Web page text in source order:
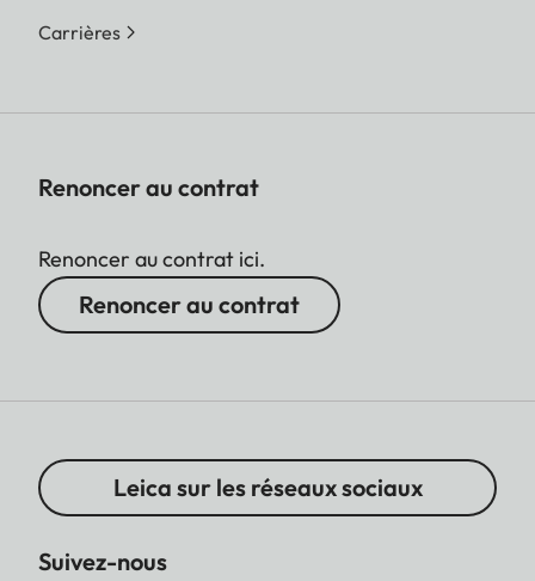
Carrières
Renoncer au contrat
Renoncer au contrat ici.
Renoncer au contrat
Leica sur les réseaux sociaux
Suivez-nous